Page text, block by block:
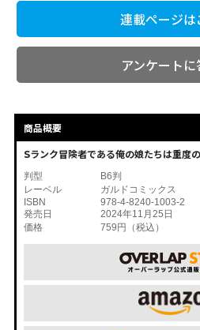
連載ページは
アンケートに
商品概要
Sランク冒険者である俺の娘たちは重度
判型
B6判
レーベル
ガルドコミックス
ISBN
978-4-8240-1003-2
発売日
2024年11月25日
価格
759円（税込）